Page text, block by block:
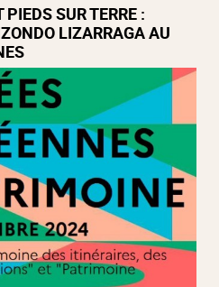
SUR TERRE :
LIZARRAGA AU